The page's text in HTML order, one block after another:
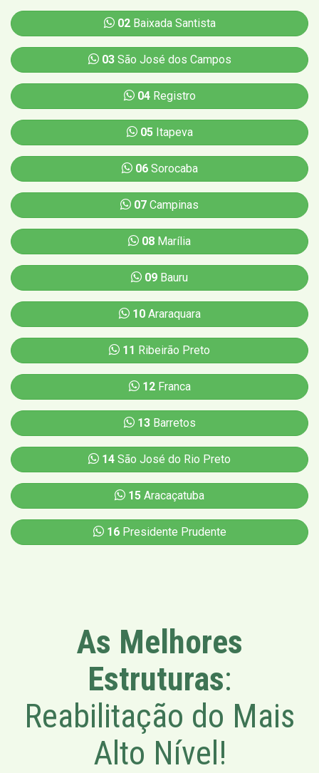
02Baixada Santista
03São José dos Campos
04Registro
05Itapeva
06Sorocaba
07 Campinas
08 Marília
09 Bauru
10Araraquara
11 Ribeirão Preto
12Franca
13Barretos
14 São José do Rio Preto
15 Aracaçatuba
16Presidente Prudente
As Melhores
Estruturas:
Reabilitação do Mais
Alto Nível!